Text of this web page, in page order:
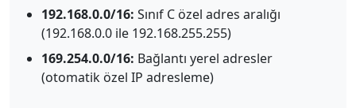
192.168.0.0/16: Sınıf C özel adres aralığı
(192.168.0.0 ile 192.168.255.255)
169.254.0.0/16: Bağlantı yerel adresler
(otomatik özel IP adresleme)